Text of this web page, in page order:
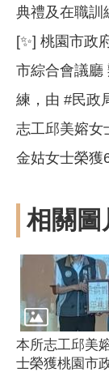
典禮及在職訓
[✨] 桃園市政
市綜合會議廳
練，由 #民政
志工邱美嫆女
金姑女士榮獲
相關圖
本所志工邱美
士榮獲桃園市